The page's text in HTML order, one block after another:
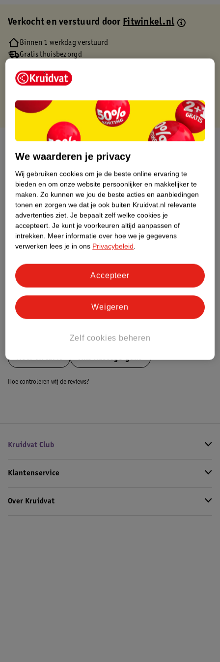
Verkocht en verstuurd doorFitwinkel.nl
Binnen 1 werkdag verstuurd
Gratis thuisbezorgd
Gratis punten met je Kruidvat kaart
Over dit product
Etiketinformatie
Nature Impact Score
Dit product heeft (nog) geen Nature
Impact Score.
Bestel & Bezorginformatie
MeerVirtuFit Alle Massage-guns
Hoe controleren wij de reviews?
Kruidvat Club
Klantenservice
Over Kruidvat
We waarderen je privacy
Wij gebruiken cookies om je de beste online ervaring te
bieden en om onze website persoonlijker en makkelijker te
maken. Zo kunnen we jou de beste acties en aanbiedingen
tonen en zorgen we dat je ook buiten Kruidvat.nl relevante
advertenties ziet. Je bepaalt zelf welke cookies je
accepteert. Je kunt je voorkeuren altijd aanpassen of
intrekken. Meer informatie over hoe we je gegevens
verwerken lees je in ons Privacybeleid.
Zelf cookies beheren
Weigeren
Accepteer